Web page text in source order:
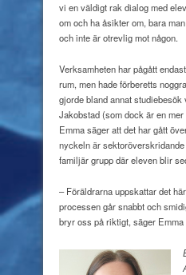
vi en väldigt rak dialog med
om och ha åsikter om, bara
och inte är otrevlig mot någon.
Verksamheten har pågått
rum, men hade förberetts
gjorde bland annat
Jakobstad (som dock är en
Emma säger att det har gått
nyckeln är
familjär grupp där eleven blir
– Föräldrarna uppskattar det
processen går snabbt och
bryr oss på riktigt, säger